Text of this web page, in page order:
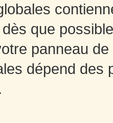
que
panneau
dépend des